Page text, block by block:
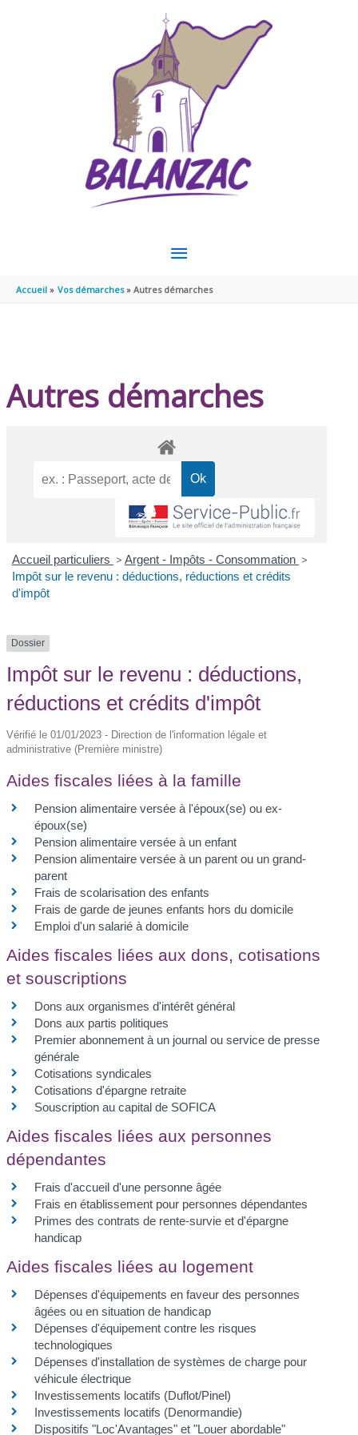
MENU
PRINCIPAL
Accueil Vos démarches Autres démarches
Autres démarches
Accueil particuliers > Argent - Impôts - Consommation >
Impôt sur le revenu : déductions, réductions et crédits
d'impôt
Dossier
Impôt sur le revenu : déductions,
réductions et crédits d'impôt
Vérifié le 01/01/2023 - Direction de l'information légale et
administrative (Première ministre)
Aides fiscales liées à la famille
Pension alimentaire versée à l'époux(se) ou ex-
époux(se)
Pension alimentaire versée à un enfant
Pension alimentaire versée à un parent ou un grand-
parent
Frais de scolarisation des enfants
Frais de garde de jeunes enfants hors du domicile
Emploi d'un salarié à domicile
Aides fiscales liées aux dons, cotisations
et souscriptions
Dons aux organismes d'intérêt général
Dons aux partis politiques
Premier abonnement à un journal ou service de presse
générale
Cotisations syndicales
Cotisations d'épargne retraite
Souscription au capital de SOFICA
Aides fiscales liées aux personnes
dépendantes
Frais d'accueil d'une personne âgée
Frais en établissement pour personnes dépendantes
Primes des contrats de rente-survie et d'épargne
handicap
Aides fiscales liées au logement
Dépenses d'équipements en faveur des personnes
âgées ou en situation de handicap
Dépenses d'équipement contre les risques
technologiques
Dépenses d'installation de systèmes de charge pour
véhicule électrique
Investissements locatifs (Duflot/Pinel)
Investissements locatifs (Denormandie)
Dispositifs "Loc'Avantages" et "Louer abordable"